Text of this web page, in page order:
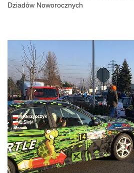
Dziadów Noworocznych